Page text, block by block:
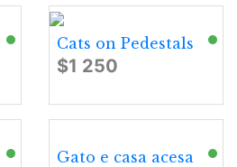
Cats on Pedestals
$1 250
Gato e casa acesa